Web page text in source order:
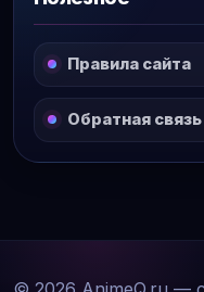
Правила сайта
Обратная связь